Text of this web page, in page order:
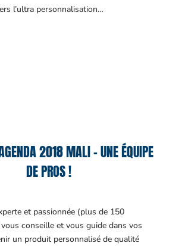
l’ultra personnalisation…
2018 MALI – UNE ÉQUIPE
DE PROS !
et passionnée (plus de 150
conseille et vous guide dans vos
un produit personnalisé de qualité